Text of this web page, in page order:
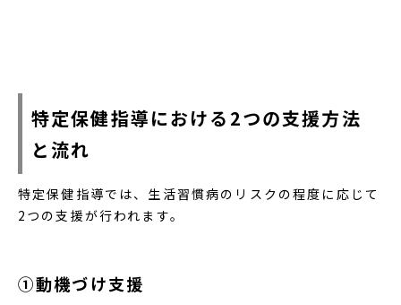
特定保健指導における2つの支援方法
と流れ
特定保健指導では、生活習慣病のリスクの程度に応じて
2つの支援が行われます。
①動機づけ支援